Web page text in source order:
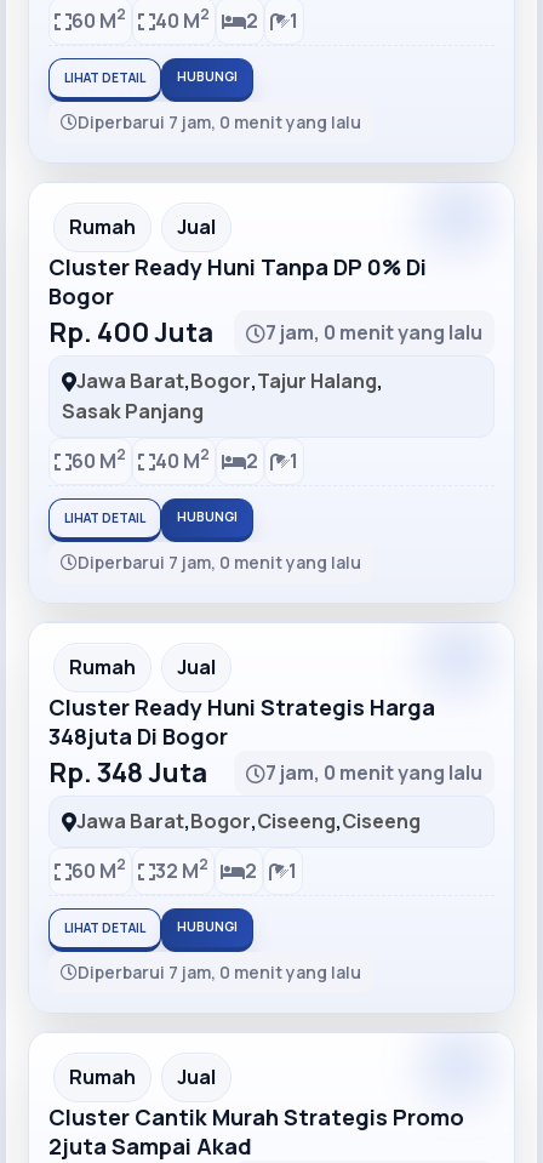
60 M2 40 M2 2 1
LIHAT DETAIL HUBUNGI
Diperbarui 7 jam, 0 menit yang lalu
Recommended
Rumah Jual
Cluster Ready Huni Tanpa DP 0% Di
Bogor
Rp. 400 Juta
7 jam, 0 menit yang lalu
Jawa Barat,Bogor,Tajur Halang,
Sasak Panjang
60 M2 40 M2 2 1
LIHAT DETAIL HUBUNGI
Diperbarui 7 jam, 0 menit yang lalu
Recommended
Rumah Jual
Cluster Ready Huni Strategis Harga
348juta Di Bogor
Rp. 348 Juta
7 jam, 0 menit yang lalu
Jawa Barat,Bogor,Ciseeng,Ciseeng
60 M2 32 M2 2 1
LIHAT DETAIL HUBUNGI
Diperbarui 7 jam, 0 menit yang lalu
Recommended
Rumah Jual
Cluster Cantik Murah Strategis Promo
2juta Sampai Akad